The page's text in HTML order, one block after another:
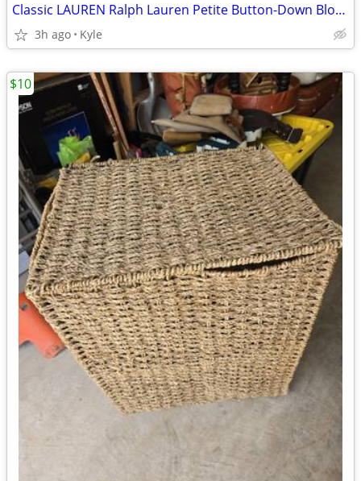
Classic LAUREN Ralph Lauren Petite Button-Down Blouse
3h ago Kyle
$10